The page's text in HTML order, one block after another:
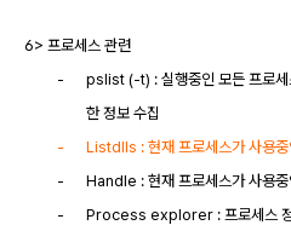
6> 프로세스 관련
-
pslist (-t) : 실행중인 모든 프로세
한 정보 수집
-
Listdlls : 현재 프로세스가 사용
-
Handle : 현재 프로세스가 사용중
-
Process explorer : 프로세스